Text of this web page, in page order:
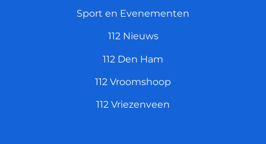
Sport en Evenementen
112 Nieuws
112 Den Ham
112 Vroomshoop
112 Vriezenveen